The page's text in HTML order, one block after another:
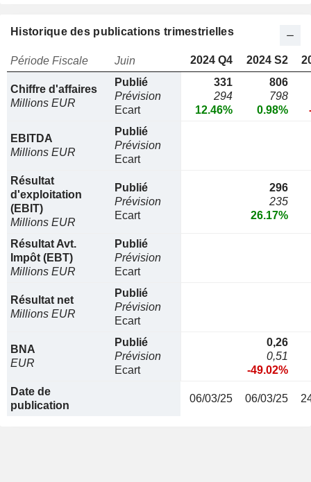
Historique des publications trimestrielles
Période Fiscale Juin 2024 Q4 2024 S2
Chiffre d'affaires
Millions EUR
Publié
Prévision
Ecart
331
294
12.46%
806
798
0.98%
EBITDA
Millions EUR
Publié
Prévision
Ecart
Résultat
d'exploitation
(EBIT)
Millions EUR
Publié
Prévision
Ecart
296
235
26.17%
Résultat Avt.
Impôt (EBT)
Millions EUR
Publié
Prévision
Ecart
Résultat net
Millions EUR
Publié
Prévision
Ecart
BNA
EUR
Publié
Prévision
Ecart
0,26
0,51
-49.02%
Date de
publication
06/03/25 06/03/25